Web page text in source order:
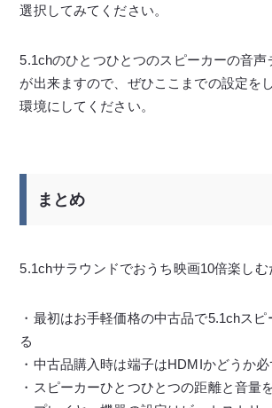
選択してみてください。
5.1chのひとつひとつのスピーカーの音
が出来ますので、ぜひここまでの設定を
環境にしてください。
まとめ
5.1chサラウンドでおうち映画10倍楽しむ
・最初はお手軽価格の中古品で5.1chス
る
・中古品購入時は端子はHDMIかどうか
・スピーカーひとつひとつの距離と音量